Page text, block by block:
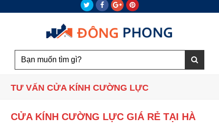
TwitterFacebook
GooglePinterest
TƯ VẤN CỬA KÍNH CƯỜNG LỰC
CỬA KÍNH CƯỜNG LỰC GIÁ RẺ TẠI HÀ